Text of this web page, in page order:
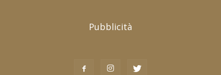
Pubblicità